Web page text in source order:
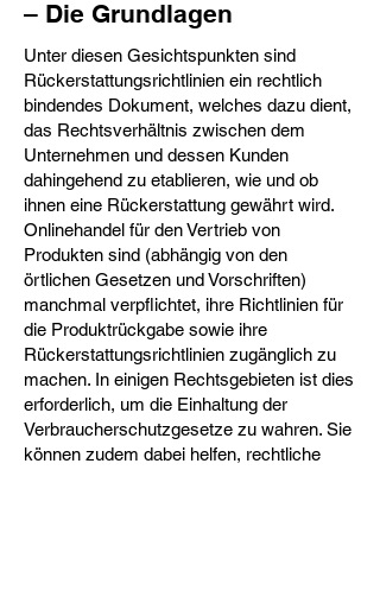
– Die Grundlagen
Unter diesen Gesichtspunkten sind
Rückerstattungsrichtlinien ein rechtlich
bindendes Dokument, welches dazu dient,
das Rechtsverhältnis zwischen dem
Unternehmen und dessen Kunden
dahingehend zu etablieren, wie und ob
ihnen eine Rückerstattung gewährt wird.
Onlinehandel für den Vertrieb von
Produkten sind (abhängig von den
örtlichen Gesetzen und Vorschriften)
manchmal verpflichtet, ihre Richtlinien für
die Produktrückgabe sowie ihre
Rückerstattungsrichtlinien zugänglich zu
machen. In einigen Rechtsgebieten ist dies
erforderlich, um die Einhaltung der
Verbraucherschutzgesetze zu wahren. Sie
können zudem dabei helfen, rechtliche